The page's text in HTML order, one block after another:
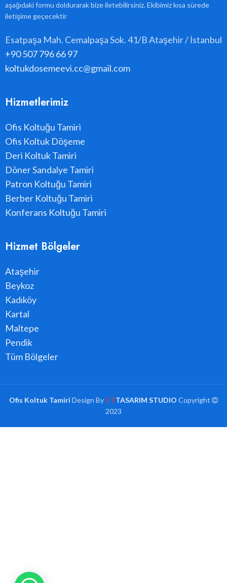
aşağıdaki formu doldurarak bize iletebilirsiniz. Ekibimiz kısa sürede
iletişime geçecektir
Esatpaşa Mah. Cemalpaşa Sok. 41/B Ataşehir / İstanbul
+90 507 796 66 97
koltukdosemeevi.cc@gmail.com
Hizmetlerimiz
Ofis Koltuğu Tamiri
Ofis Koltuk Döşeme
Deri Koltuk Tamiri
Döner Sandalye Tamiri
Patron Koltuğu Tamiri
Berber Koltuğu Tamiri
Konferans Koltuğu Tamiri
Hizmet Bölgeler
Ataşehir
Beykoz
Kadıköy
Kartal
Maltepe
Pendik
Tüm Bölgeler
Ofis Koltuk Tamiri Design By CTTASARIM STUDIO Copyright
2023